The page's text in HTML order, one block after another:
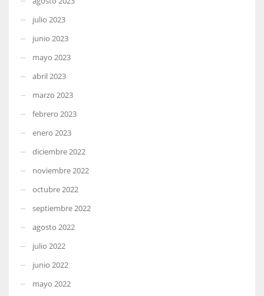
julio 2023
junio 2023
mayo 2023
abril 2023
marzo 2023
febrero 2023
enero 2023
diciembre 2022
noviembre 2022
octubre 2022
septiembre 2022
agosto 2022
julio 2022
junio 2022
mayo 2022